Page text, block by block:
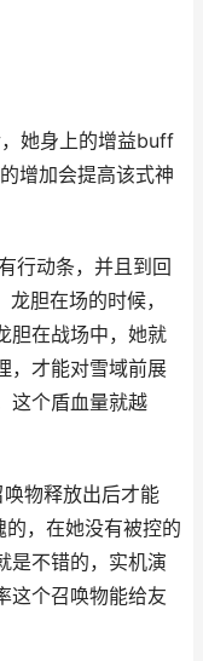
她身上的增益buff
增加会提高该式神
行动条，并且到回
胆在场的时候，
胆在战场中，她就
，才能对雪域前展
这个盾血量就越
物释放出后才能
的，在她没有被控的
是不错的，实机演
这个召唤物能给友